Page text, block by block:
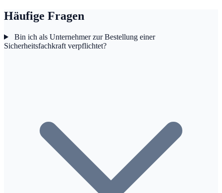
Häufige Fragen
Bin ich als Unternehmer zur Bestellung einer
Sicherheitsfachkraft verpflichtet?